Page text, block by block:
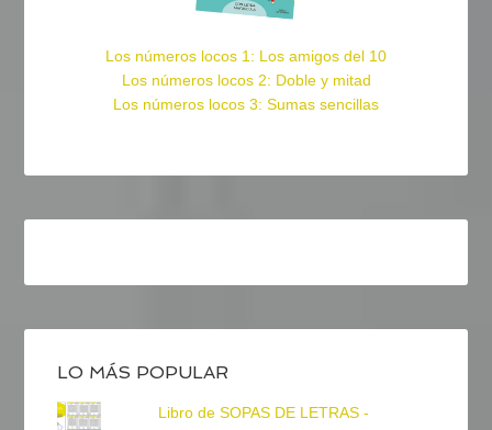
Los números locos 1: Los amigos del 10
Los números locos 2: Doble y mitad
Los números locos 3: Sumas sencillas
LO MÁS POPULAR
Libro de SOPAS DE LETRAS -